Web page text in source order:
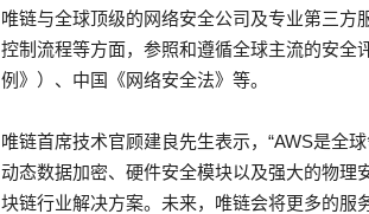
唯链与全球顶级的网络安全公司及专业第三
控制流程等方面，参照和遵循全球主流的安全
例》）、中国《网络安全法》等。
唯链首席技术官顾建良先生表示，“AWS是全
动态数据加密、硬件安全模块以及强大的物理
块链行业解决方案。未来，唯链会将更多的服